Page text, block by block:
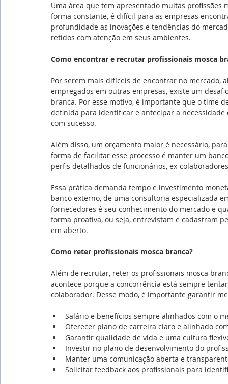
Uma área que tem apresentado muitas
forma constante, é difícil para as empresas
profundidade as inovações e tendências do
retidos com atenção em seus ambientes.
Como encontrar e recrutar profissionais mosca
Por serem mais difíceis de encontrar no
empregados em outras empresas, existe um
branca. Por esse motivo, é importante que o time
definida para identificar e antecipar a
com sucesso.
Além disso, um orçamento maior é necessário,
forma de facilitar esse processo é manter um
perfis detalhados de funcionários, ex-
Essa prática demanda tempo e investimento
banco externo, de uma consultoria especializada
fornecedores é seu conhecimento do mercado e
forma proativa, ou seja, entrevistam e cadastram
em aberto.
Como reter profissionais mosca branca?
Além de recrutar, reter os profissionais mosca
acontece porque a concorrência está sempre
colaborador. Desse modo, é importante garantir
Salário e benefícios sempre alinhados com o
Oferecer plano de carreira claro e alinhado
Garantir qualidade de vida e uma cultura
Investir no plano de desenvolvimento do
Manter uma comunicação aberta e
Solicitar feedback aos profissionais para